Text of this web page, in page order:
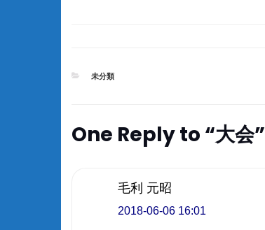
CATEGORIES
未分類
One Reply to “大会”
毛利 元昭
2018-06-06 16:01